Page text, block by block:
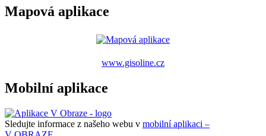
Mapová aplikace
www.gisoline.cz
Mobilní aplikace
Sledujte informace z našeho webu v mobilní aplikaci –